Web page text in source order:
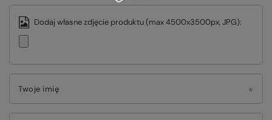
Dodaj własne zdjęcie produktu (max 4500x3500px, JPG):
Twoje imię